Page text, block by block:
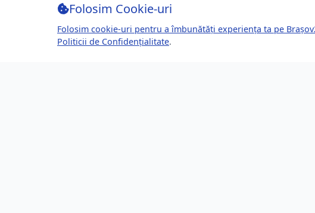
Folosim Cookie-uri
Folosim cookie-uri pentru a îmbunătăți experiența ta pe
Politicii de Confidențialitate.